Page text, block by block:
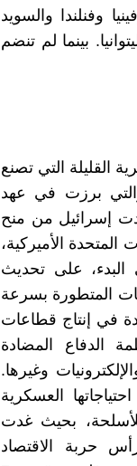
وفنلندا والسويد
بينما لم تنضم
كانت الورش السرية القليلة التي تصنع
والتي برزت في عهد
إسرائيل من منح
المتحدة الأميركية،
على تحديث
المتطورة بسرعة
في إنتاج قطاعات
الدفاع المضادة
وغيرها.
العسكرية
بحيث غدت
حربة الاقتصاد